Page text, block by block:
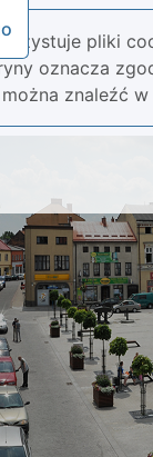
pliki
oznacza
znaleźć w